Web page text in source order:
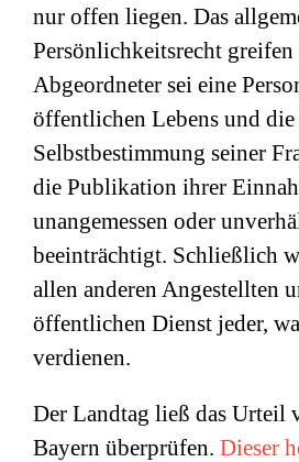
nur offen liegen. Das
Persönlichkeitsrecht
Abgeordneter sei eine
öffentlichen Lebens und
Selbstbestimmung seiner
die Publikation ihrer
unangemessen oder
beeinträchtigt. Schließlich
allen anderen Angestellten
öffentlichen Dienst jeder,
verdienen.
Der Landtag ließ das Urteil
Bayern überprüfen. Dieser